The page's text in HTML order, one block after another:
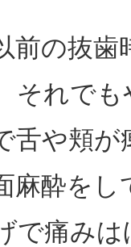
前の抜歯
それで
舌や頬
麻酔を
で痛み